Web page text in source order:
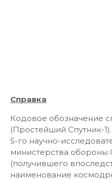
Справка
Кодовое обозначение
(Простейший Спутник-
5-го научно-
министерства обороны
(получившего
наименование